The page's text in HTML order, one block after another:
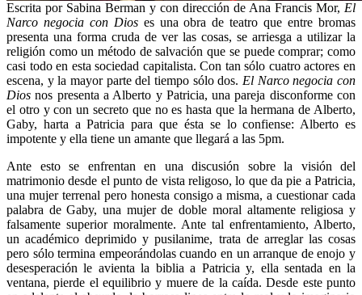
Escrita por Sabina Berman y con dirección de Ana Francis Mor, El
Narco negocia con Dioses una obra de teatro que entre bromas
presenta una forma cruda de ver las cosas, se arriesga a utilizar la
religión como un método de salvación que se puede comprar; como
casi todo en esta sociedad capitalista. Con tan sólo cuatro actores en
escena, y la mayor parte del tiempo sólo dos. El Narco negocia con
Dios nos presenta a Alberto y Patricia, una pareja disconforme con
el otro y con un secreto que no es hasta que la hermana de Alberto,
Gaby, harta a Patricia para que ésta se lo confiense: Alberto es
impotente y ella tiene un amante que llegará a las 5pm.
Ante esto se enfrentan en una discusión sobre la visión del
matrimonio desde el punto de vista religoso, lo que da pie a Patricia,
una mujer terrenal pero honesta consigo a misma, a cuestionar cada
palabra de Gaby, una mujer de doble moral altamente religiosa y
falsamente superior moralmente. Ante tal enfrentamiento, Alberto,
un académico deprimido y pusilanime, trata de arreglar las cosas
pero sólo termina empeorándolas cuando en un arranque de enojo y
desesperación le avienta la biblia a Patricia y, ella sentada en la
ventana, pierde el equilibrio y muere de la caída. Desde este punto